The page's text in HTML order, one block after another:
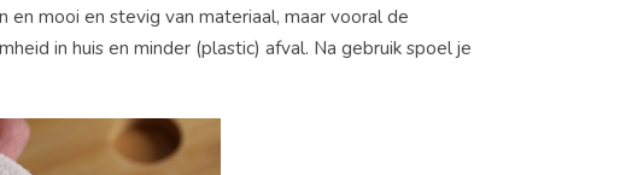
mooi en stevig van materiaal, maar vooral de
in huis en minder (plastic) afval. Na gebruik spoel je